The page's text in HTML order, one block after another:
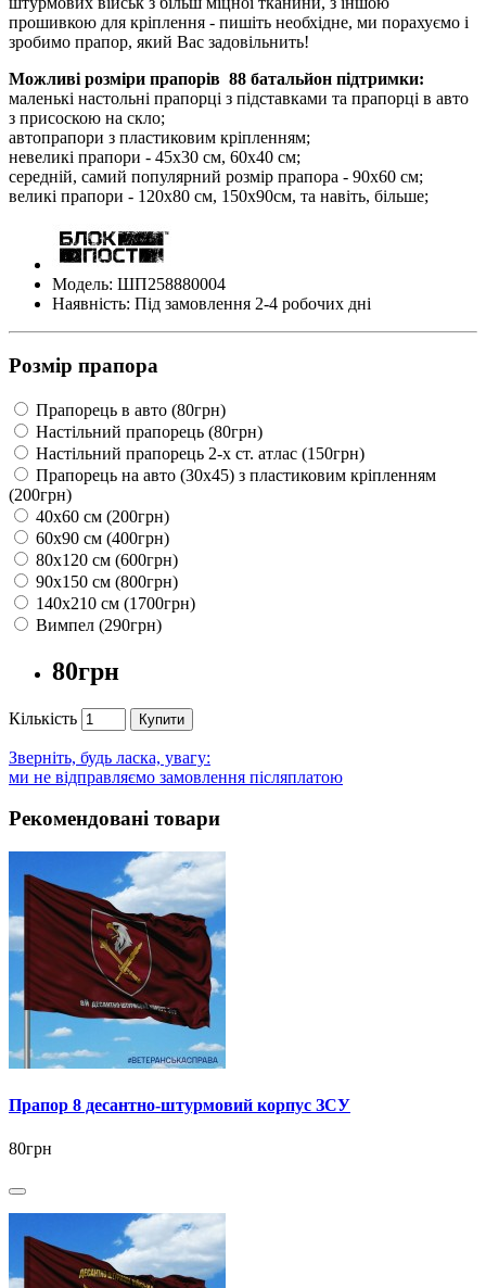
прошивкою для кріплення - пишіть необхідне, ми порахуємо і
зробимо прапор, який Вас задовільнить!
Можливі розміри прапорів 88 батальйон підтримки:
маленькі настольні прапорці з підставками та прапорці в авто
з присоскою на скло;
автопрапори з пластиковим кріпленням;
невеликі прапори - 45х30 см, 60х40 см;
середній, самий популярний розмір прапора - 90х60 см;
великі прапори - 120х80 см, 150х90см, та навіть, більше;
Модель: ШП258880004
Наявність: Під замовлення 2-4 робочих дні
Розмір прапора
Прапорець в авто (80грн)
Настільний прапорець (80грн)
Настільний прапорець 2-х ст. атлас (150грн)
Прапорець на авто (30х45) з пластиковим кріпленням
(200грн)
40х60 см (200грн)
60х90 см (400грн)
80х120 см (600грн)
90х150 см (800грн)
140х210 см (1700грн)
Вимпел (290грн)
80грн
Кількість Купити
Зверніть, будь ласка, увагу:
ми не відправляємо замовлення післяплатою
Рекомендовані товари
Прапор 8 десантно-штурмовий корпус ЗСУ
80грн